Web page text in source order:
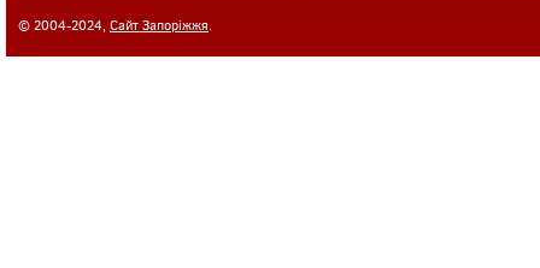
© 2004-2024, Сайт Запоріжжя.